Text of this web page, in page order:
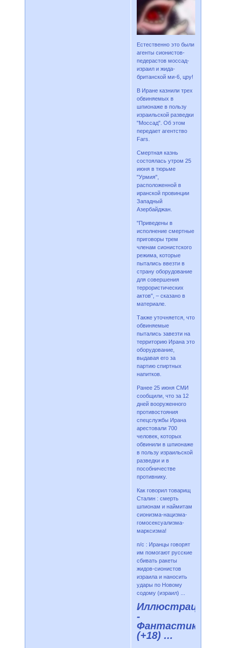
Естественно это были
агенты сионистов-
педерастов моссад-
израил и жида-
британской ми-6, цру!
В Иране казнили трех
обвиняемых в
шпионаже в пользу
израильской разведки
"Моссад". Об этом
передает агентство
Fars.
Смертная казнь
состоялась утром 25
июня в тюрьме
"Урмия",
расположенной в
иранской провинции
Западный
Азербайджан.
"Приведены в
исполнение смертные
приговоры трем
членам сионистского
режима, которые
пытались ввезти в
страну оборудование
для совершения
террористических
актов", – сказано в
материале.
Также уточняется, что
обвиняемые
пытались завезти на
территорию Ирана это
оборудование,
выдавая его за
партию спиртных
напитков.
Ранее 25 июня СМИ
сообщили, что за 12
дней вооруженного
противостояния
спецслужбы Ирана
арестовали 700
человек, которых
обвинили в шпионаже
в пользу израильской
разведки и в
пособничестве
противнику.
Как говорил товарищ
Сталин : смерть
шпионам и наймитам
сионизма-нацизма-
гомосексуализма-
марксизма!
п/с : Иранцы говорят
им помогают русские
сбивать ракеты
жидов-сионистов
израила и наносить
удары по Новому
содому (израил) ...
Иллюстрации
-
Фантастика
(+18) ...